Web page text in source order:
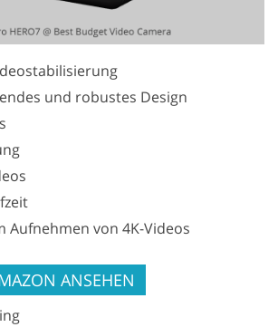
und robustes Design
Aufnehmen von 4K-Videos
ANSEHEN